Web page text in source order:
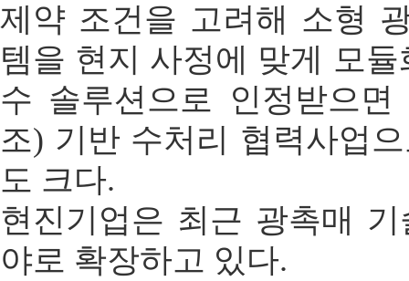
제약 조건을 고려해 소형
템을 현지 사정에 맞게 모
수 솔루션으로 인정받으면
조) 기반 수처리 협력사업
도 크다.
현진기업은 최근 광촉매
야로 확장하고 있다.